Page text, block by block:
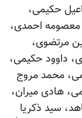
حکیمی،
احمدی،
مرتضوی،
داوود حکیمی،
محمد مروج
هادی میران،
سید ذکریا